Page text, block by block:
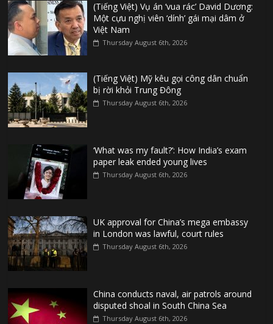
(Tiếng Việt) Vụ án ‘vua rác’ David Dương:
Một cựu nghị viên ‘dính’ gái mại dâm ở
Việt Nam
Thursday August 6th, 2026
(Tiếng Việt) Mỹ kêu gọi công dân chuẩn
bị rời khỏi Trung Đông
Thursday August 6th, 2026
‘What was my fault?’: How India’s exam
paper leak ended young lives
Thursday August 6th, 2026
UK approval for China’s mega embassy
in London was lawful, court rules
Thursday August 6th, 2026
China conducts naval, air patrols around
disputed shoal in South China Sea
Thursday August 6th, 2026